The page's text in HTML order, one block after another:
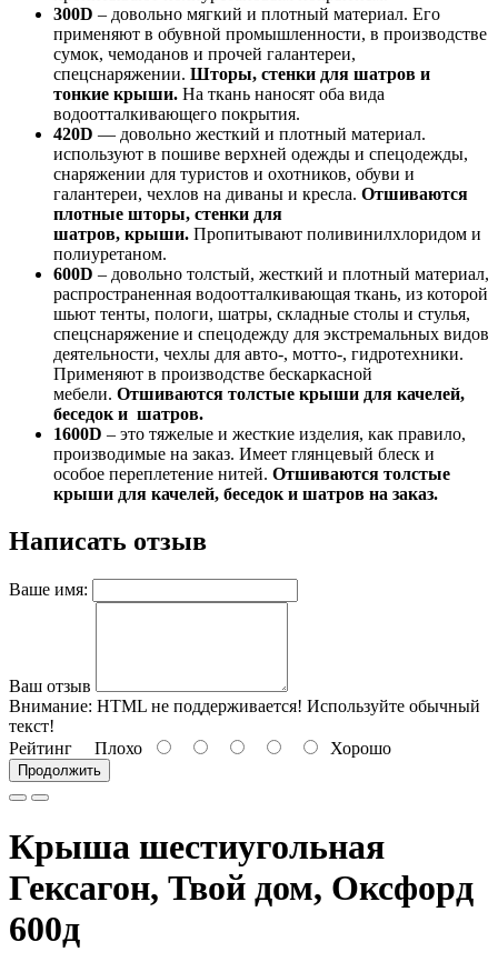
300D – довольно мягкий и плотный материал. Его
применяют в обувной промышленности, в производстве
сумок, чемоданов и прочей галантереи,
спецснаряжении. Шторы, стенки для шатров и
тонкие крыши. На ткань наносят оба вида
водоотталкивающего покрытия.
420D — довольно жесткий и плотный материал.
используют в пошиве верхней одежды и спецодежды,
снаряжении для туристов и охотников, обуви и
галантереи, чехлов на диваны и кресла. Отшиваются
плотные шторы, стенки для
шатров, крыши. Пропитывают поливинилхлоридом и
полиуретаном.
600D – довольно толстый, жесткий и плотный материал,
распространенная водоотталкивающая ткань, из которой
шьют тенты, пологи, шатры, складные столы и стулья,
спецснаряжение и спецодежду для экстремальных видов
деятельности, чехлы для авто-, мотто-, гидротехники.
Применяют в производстве бескаркасной
мебели. Отшиваются толстые крыши для качелей,
беседок и шатров.
1600D – это тяжелые и жесткие изделия, как правило,
производимые на заказ. Имеет глянцевый блеск и
особое переплетение нитей. Отшиваются толстые
крыши для качелей, беседок и шатров на заказ.
Написать отзыв
Ваше имя:
Ваш отзыв
Внимание: HTML не поддерживается! Используйте обычный
текст!
Рейтинг Плохо Хорошо
Продолжить
Крыша шестиугольная
Гексагон, Твой дом, Оксфорд
600д